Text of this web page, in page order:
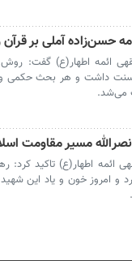
حسن‌زاده آملی بر قرآن
ائمه اطهار(ع) گفت: روش
داشت و هر بحث حکمی و
می‌شد.
مسیر مقاومت
ائمه اطهار(ع) تاکید کرد:
و امروز خون و یاد این